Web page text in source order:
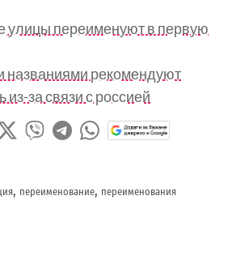
улицы переименуют в первую
названиями рекомендуют
за связи с россией
, переименование, переименования